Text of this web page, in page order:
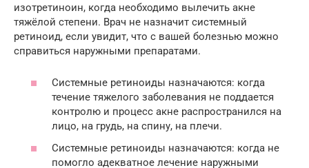
изотретиноин, когда необходимо вылечить акне
тяжёлой степени. Врач не назначит системный
ретиноид, если увидит, что с вашей болезнью можно
справиться наружными препаратами.
Системные ретиноиды назначаются: когда
течение тяжелого заболевания не поддается
контролю и процесс акне распространился на
лицо, на грудь, на спину, на плечи.
Системные ретиноиды назначаются: когда не
помогло адекватное лечение наружными